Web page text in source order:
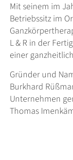
Mit seinem im
Betriebssitz im
L & R in der
einer
Gründer und
Burkhard
Unternehmen
Thomas